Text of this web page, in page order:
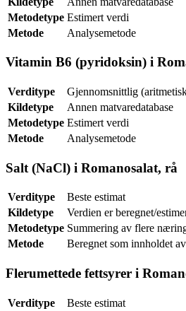
Metodetype Estimert verdi
Metode
Analysemetode
Vitamin B6 (pyridoksin) i
Verditype
Gjennomsnittlig
Kildetype
Annen matvaredatabase
Metodetype Estimert verdi
Metode
Analysemetode
Salt (NaCl) i Romanosalat, rå
Verditype
Beste estimat
Kildetype
Verdien er beregnet/
Metodetype Summering av flere
Metode
Beregnet som innholdet
Flerumettede fettsyrer i
Verditype
Beste estimat